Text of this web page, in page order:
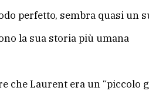
perfetto, sembra quasi un
la sua storia più umana
che Laurent era un “piccolo